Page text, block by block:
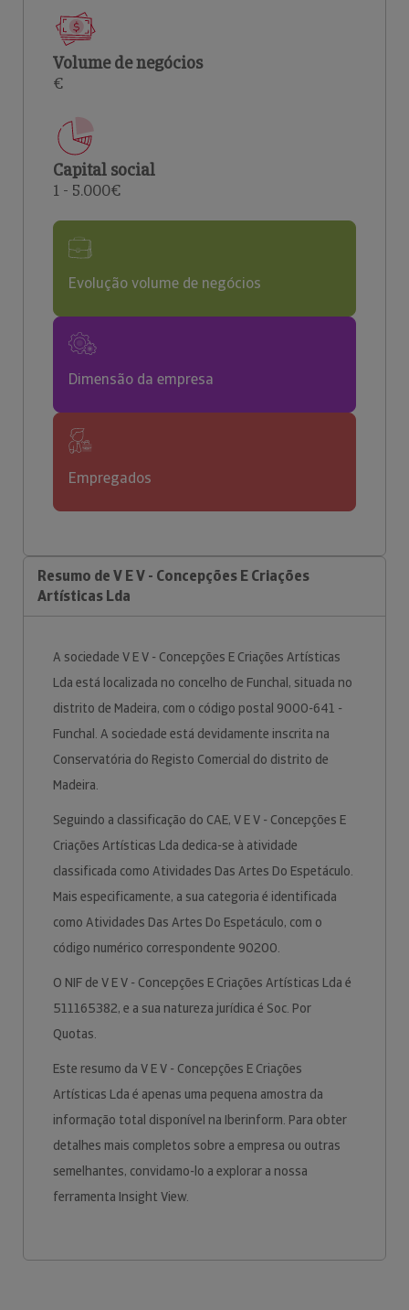
Volume de negócios
€
Capital social
1 - 5.000€
Evolução volume de negócios
Dimensão da empresa
Empregados
Resumo de V E V - Concepções E Criações
Artísticas Lda
A sociedade V E V - Concepções E Criações Artísticas
Lda está localizada no concelho de Funchal, situada no
distrito de Madeira, com o código postal 9000-641 -
Funchal. A sociedade está devidamente inscrita na
Conservatória do Registo Comercial do distrito de
Madeira.
Seguindo a classificação do CAE, V E V - Concepções E
Criações Artísticas Lda dedica-se à atividade
classificada como Atividades Das Artes Do Espetáculo.
Mais especificamente, a sua categoria é identificada
como Atividades Das Artes Do Espetáculo, com o
código numérico correspondente 90200.
O NIF de V E V - Concepções E Criações Artísticas Lda é
511165382, e a sua natureza jurídica é Soc. Por
Quotas.
Este resumo da V E V - Concepções E Criações
Artísticas Lda é apenas uma pequena amostra da
informação total disponível na Iberinform. Para obter
detalhes mais completos sobre a empresa ou outras
semelhantes, convidamo-lo a explorar a nossa
ferramenta Insight View.